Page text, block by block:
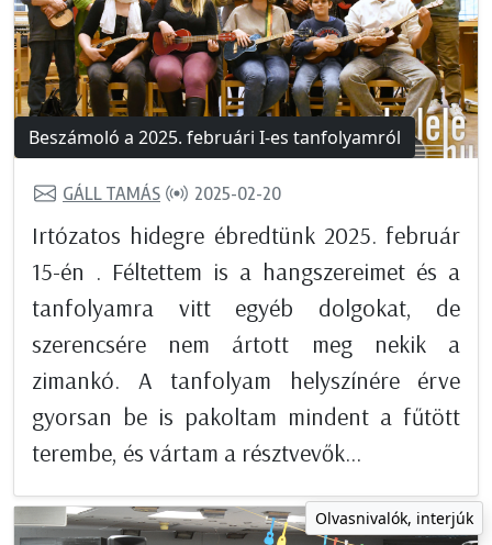
Beszámoló a 2025. februári I-es tanfolyamról
GÁLL TAMÁS 2025-02-20
Irtózatos hidegre ébredtünk 2025. február
15-én . Féltettem is a hangszereimet és a
tanfolyamra vitt egyéb dolgokat, de
szerencsére nem ártott meg nekik a
zimankó. A tanfolyam helyszínére érve
gyorsan be is pakoltam mindent a fűtött
terembe, és vártam a résztvevők...
Olvasnivalók, interjúk